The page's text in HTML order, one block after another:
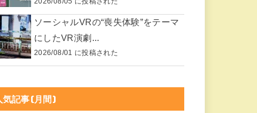
ソーシャルVRの“喪失体験”をテーマ
にしたVR演劇...
2026/08/01 に投稿された
気記事(月間)